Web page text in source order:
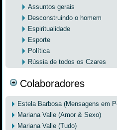
Assuntos gerais
Desconstruindo o homem
Espiritualidade
Esporte
Política
Rússia de todos os Czares
Colaboradores
Estela Barbosa (Mensagens em
Mariana Valle (Amor & Sexo)
Mariana Valle (Tudo)